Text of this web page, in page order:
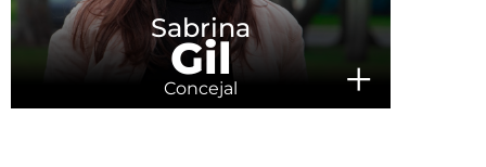
Sabrina
Gil
Concejal +